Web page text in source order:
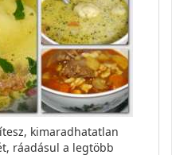
kimaradhatatlan
ráadásul a legtöbb